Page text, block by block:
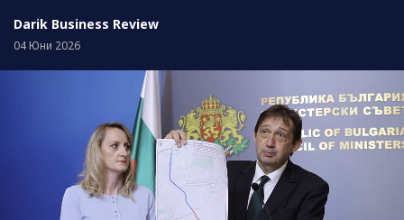
Darik Business Review
04 Юни 2026